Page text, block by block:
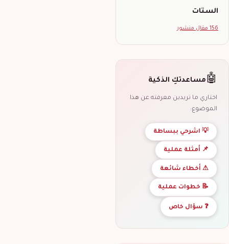
الستات
156 مقال منشور
🤖 مساعدتكِ الذكية
اختاري ما تريدين معرفته عن هذا
الموضوع:
💡 اشرحي ببساطة
📌 أمثلة عملية
⚠ أخطاء شائعة
📝 خطوات عملية
❓ سؤال خاص